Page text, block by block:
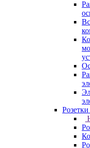
Розетки